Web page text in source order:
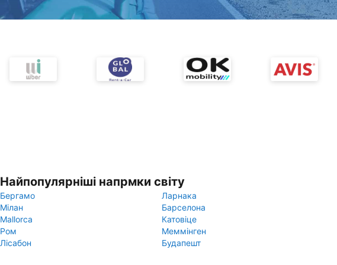
Найпопулярніші напрмки світу
Бергамо
Ларнака
Мілан
Барселона
Mallorca
Катовіце
Ром
Меммінген
Лісабон
Будапешт